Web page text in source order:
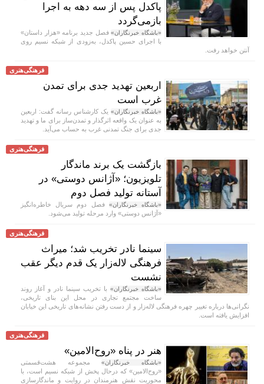
پاکدل پس از سه دهه به اجرا
بازمی‌گردد
«باشگاه خبرنگاران»فصل جدید برنامه «هزار داستان»
با اجرای حسین پاکدل، به‌زودی از شبکه نسیم روی
آنتن خواهد رفت.
فرهنگی‌هنری
اربعین تهدید جدی برای تمدن
غرب است
«باشگاه خبرنگاران» یک کارشناس رسانه گفت: اربعین
به عنوان یک واقعه اثرگذار و تمدن‌ساز برای ما و تهدید
جدی برای جنگ تمدنی غرب به حساب می‌آید.
فرهنگی‌هنری
بازگشت یک برند ماندگار
تلویزیون؛ «آژانس دوستی» در
آستانه تولید فصل دوم
«باشگاه خبرنگاران» فصل دوم سریال خاطره‌انگیز
«آژانس دوستی» وارد مرحله تولید می‌شود.
فرهنگی‌هنری
سینما نادر تخریب شد؛ میراث
فرهنگی لاله‌زار یک قدم دیگر عقب
نشست
«باشگاه خبرنگاران» با تخریب سینما نادر و آغاز روند
ساخت مجتمع تجاری در محل این بنای تاریخی،
نگرانی‌ها درباره تغییر چهره فرهنگی لاله‌زار و از دست رفتن نشانه‌های تاریخی این خیابان
افزایش یافته است.
فرهنگی‌هنری
هنر در پناه «روح‌الامین»
«باشگاه خبرنگاران»مجموعه هشت‌قسمتی
«روح‌الامین» که درحال پخش از شبکه نسیم است، با
محوریت نقش هنرمندان در روایت و ماندگارسازی